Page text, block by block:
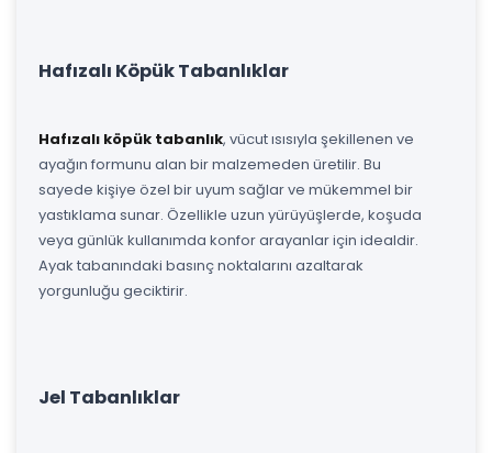
Hafızalı Köpük Tabanlıklar
Hafızalı köpük tabanlık, vücut ısısıyla şekillenen ve
ayağın formunu alan bir malzemeden üretilir. Bu
sayede kişiye özel bir uyum sağlar ve mükemmel bir
yastıklama sunar. Özellikle uzun yürüyüşlerde, koşuda
veya günlük kullanımda konfor arayanlar için idealdir.
Ayak tabanındaki basınç noktalarını azaltarak
yorgunluğu geciktirir.
Jel Tabanlıklar